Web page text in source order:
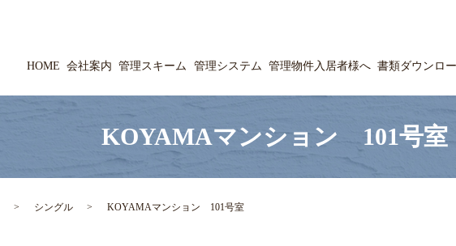
HOME 会社案内 管理スキーム 管理システム 管理物件入居者様へ 書類ダウンロ
KOYAMAマンション 101号室
シングル KOYAMAマンション 101号室